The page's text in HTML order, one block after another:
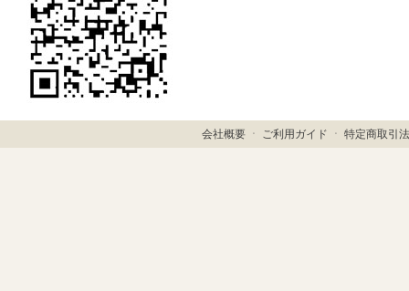
会社概要 ㆍ ご利用ガイド ㆍ特定商取引